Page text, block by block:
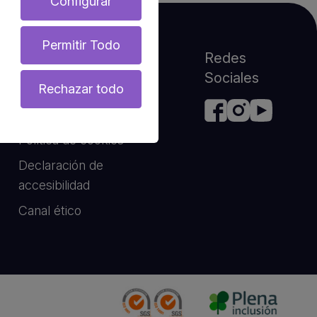
Legal
Aviso legal
Política de cookies
Declaración de
accesibilidad
Canal ético
Redes
Sociales
Permitir Todo
Rechazar todo